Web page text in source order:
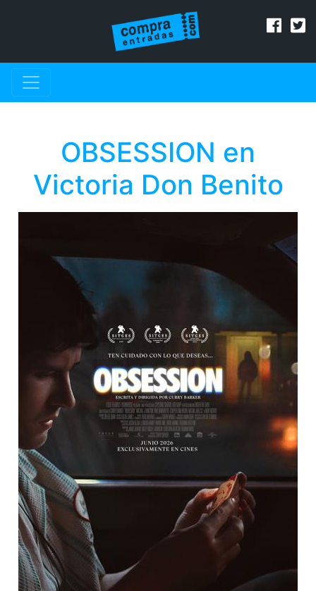
OBSESSION en
Victoria Don Benito